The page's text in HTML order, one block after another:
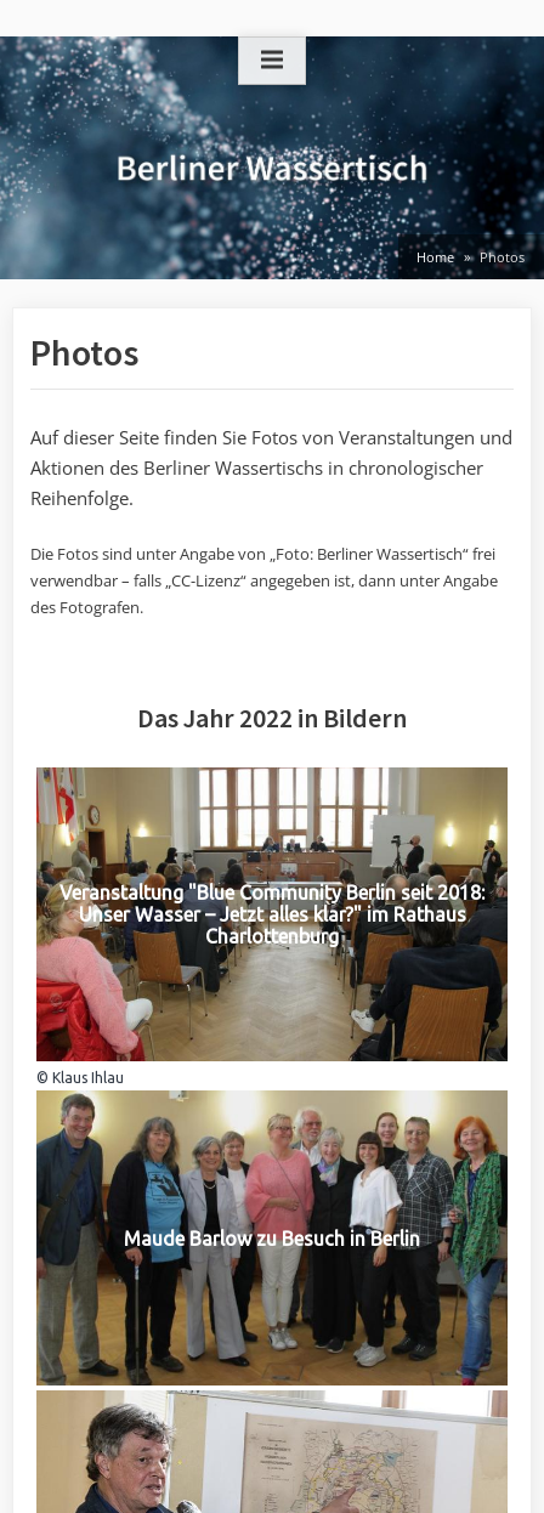
to
content
Home Photos
Photos
Auf dieser Seite finden Sie Fotos von Veranstaltungen und
Aktionen des Berliner Wassertischs in chronologischer
Reihenfolge.
Die Fotos sind unter Angabe von „Foto: Berliner Wassertisch“ frei
verwendbar – falls „CC-Lizenz“ angegeben ist, dann unter Angabe
des Fotografen.
Das Jahr 2022 in Bildern
Veranstaltung "Blue Community Berlin seit 2018:
Unser Wasser – Jetzt alles klar?" im Rathaus
Charlottenburg
© Klaus Ihlau
Maude Barlow zu Besuch in Berlin